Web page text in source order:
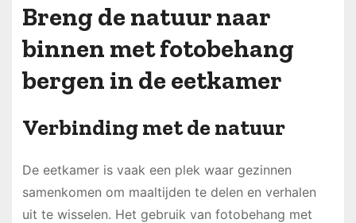
Breng de natuur naar
binnen met fotobehang
bergen in de eetkamer
Verbinding met de natuur
De eetkamer is vaak een plek waar gezinnen
samenkomen om maaltijden te delen en verhalen
uit te wisselen. Het gebruik van fotobehang met